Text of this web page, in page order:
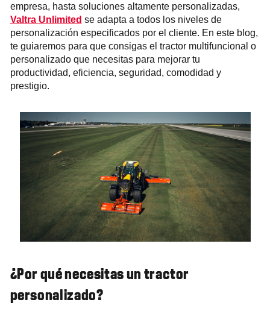
empresa, hasta soluciones altamente personalizadas,
Valtra Unlimited se adapta a todos los niveles de
personalización especificados por el cliente. En este blog,
te guiaremos para que consigas el tractor multifuncional o
personalizado que necesitas para mejorar tu
productividad, eficiencia, seguridad, comodidad y
prestigio.
¿Por qué necesitas un tractor
personalizado?